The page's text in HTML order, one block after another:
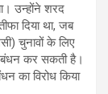
उन्होंने शरद
दिया था, जब
चुनावों के लिए
कर सकती है।
का विरोध किया